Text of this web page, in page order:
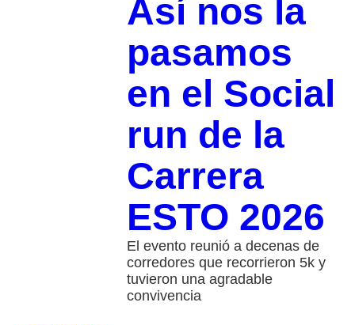
Así nos la
pasamos
en el Social
run de la
Carrera
ESTO 2026
El evento reunió a decenas de
corredores que recorrieron 5k y
tuvieron una agradable
convivencia